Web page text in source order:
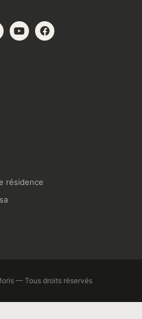
résidence
— Tous droits réservés